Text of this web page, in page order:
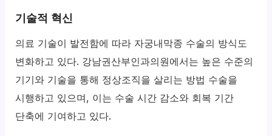
기술적 혁신
의료 기술이 발전함에 따라 자궁내막종 수술의 방식도
변화하고 있다. 강남권산부인과의원에서는 높은 수준의
기기와 기술을 통해 정상조직을 살리는 방법 수술을
시행하고 있으며, 이는 수술 시간 감소와 회복 기간
단축에 기여하고 있다.